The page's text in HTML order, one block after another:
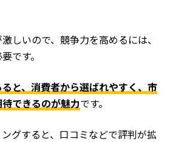
しいので、競争力を高めるには、
です。
と、消費者から選ばれやすく、市
できるのが魅力です。
グすると、口コミなどで評判が拡